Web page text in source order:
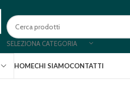
SELEZIONA CATEGORIA
HOMECHI SIAMOCONTATTI